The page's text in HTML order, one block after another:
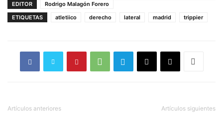
EDITOR
Rodrigo Malagón Forero
ETIQUETAS
atletiico derecho lateral madrid trippier
Artículos anteriores Artículos siguientes